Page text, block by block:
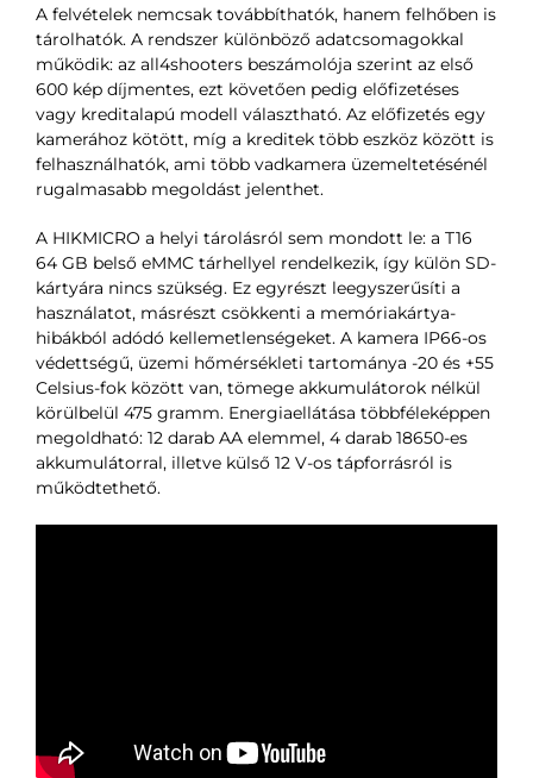
A felvételek nemcsak továbbíthatók, hanem felhőben is
tárolhatók. A rendszer különböző adatcsomagokkal
működik: az all4shooters beszámolója szerint az első
600 kép díjmentes, ezt követően pedig előfizetéses
vagy kreditalapú modell választható. Az előfizetés egy
kamerához kötött, míg a kreditek több eszköz között is
felhasználhatók, ami több vadkamera üzemeltetésénél
rugalmasabb megoldást jelenthet.
A HIKMICRO a helyi tárolásról sem mondott le: a T16
64 GB belső eMMC tárhellyel rendelkezik, így külön SD-
kártyára nincs szükség. Ez egyrészt leegyszerűsíti a
használatot, másrészt csökkenti a memóriakártya-
hibákból adódó kellemetlenségeket. A kamera IP66-os
védettségű, üzemi hőmérsékleti tartománya -20 és +55
Celsius-fok között van, tömege akkumulátorok nélkül
körülbelül 475 gramm. Energiaellátása többféleképpen
megoldható: 12 darab AA elemmel, 4 darab 18650-es
akkumulátorral, illetve külső 12 V-os tápforrásról is
működtethető.